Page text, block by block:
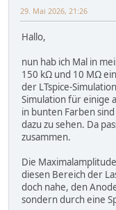
29. Mai 2026, 21:26
Hallo,
nun hab ich Mal in
150 kΩ und 10 MΩ
der LTspice-
Simulation für einige
in bunten Farben
dazu zu sehen. Da
zusammen.
Die
diesen Bereich der
doch nahe, den
sondern durch eine